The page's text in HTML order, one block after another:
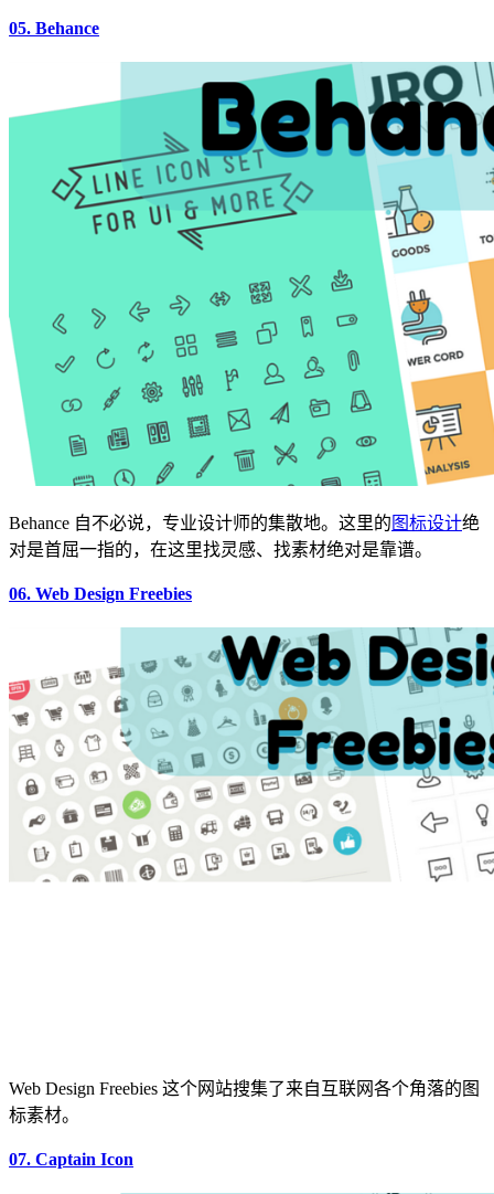
05. Behance
Behance 自不必说，专业设计师的集散地。这里的 图标设计绝
对是首屈一指的，在这里找灵感、找素材绝对是靠谱。
06. Web Design Freebies
Web Design Freebies 这个网站搜集了来自互联网各个角落的图
标素材。
07. Captain Icon